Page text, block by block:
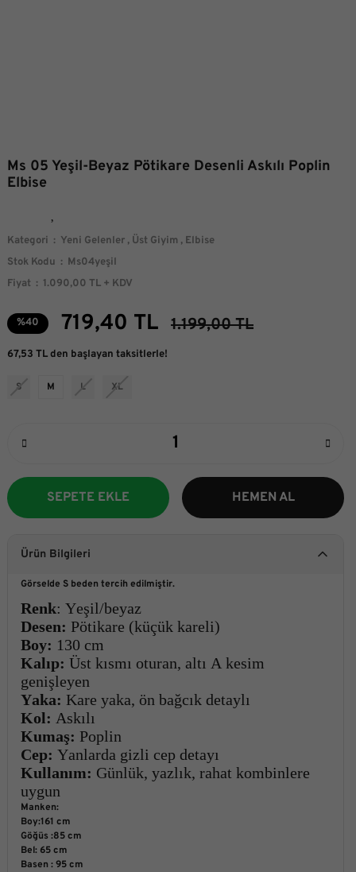
Ms 05 Yeşil-Beyaz Pötikare Desenli Askılı Poplin
Elbise
Kategori Yeni Gelenler , Üst Giyim , Elbise
Stok Kodu
Ms04yeşil
Fiyat
1.090,00 TL + KDV
%40 719,40 TL 1.199,00 TL
67,53 TL den başlayan taksitlerle!
S M L XL
SEPETE EKLE HEMEN AL
Ürün Bilgileri
Görselde S beden tercih edilmiştir.
Renk: Yeşil/beyaz
Desen: Pötikare (küçük kareli)
Boy: 130 cm
Kalıp: Üst kısmı oturan, altı A kesim
genişleyen
Yaka: Kare yaka, ön bağcık detaylı
Kol: Askılı
Kumaş: Poplin
Cep: Yanlarda gizli cep detayı
Kullanım: Günlük, yazlık, rahat kombinlere
uygun
Manken:
Boy:161 cm
Göğüs :85 cm
Bel: 65 cm
Basen : 95 cm